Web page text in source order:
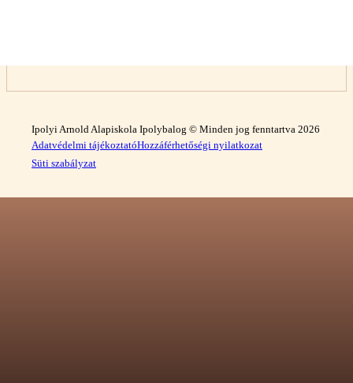
Ipolyi Arnold Alapiskola Ipolybalog © Minden jog fenntartva 2026
Adatvédelmi tájékoztatóHozzáférhetőségi nyilatkozat
Süti szabályzat